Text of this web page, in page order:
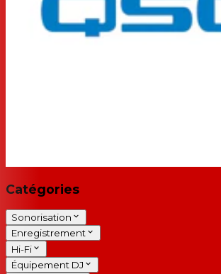
Catégories
Sonorisation
Enregistrement
Hi-Fi
Équipement DJ